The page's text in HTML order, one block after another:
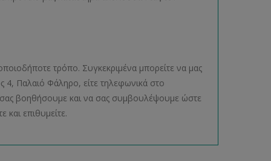
τρόπο. Συγκεκριμένα μπορείτε να μας
4, Παλαιό Φάληρο, είτε τηλεφωνικά στο
σας βοηθήσουμε και να σας συμβουλέψουμε ώστε
και επιθυμείτε.